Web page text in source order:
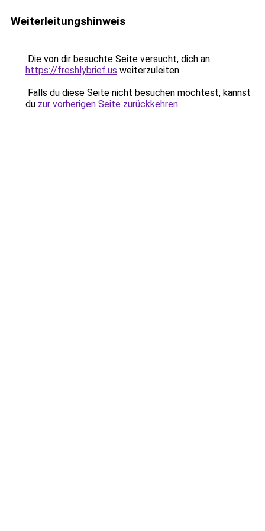
Weiterleitungshinweis
Die von dir besuchte Seite versucht, dich an
https://freshlybrief.us weiterzuleiten.
Falls du diese Seite nicht besuchen möchtest, kannst
du zur vorherigen Seite zurückkehren.